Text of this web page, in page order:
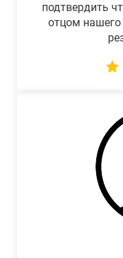
подтвердить
отцом нашего